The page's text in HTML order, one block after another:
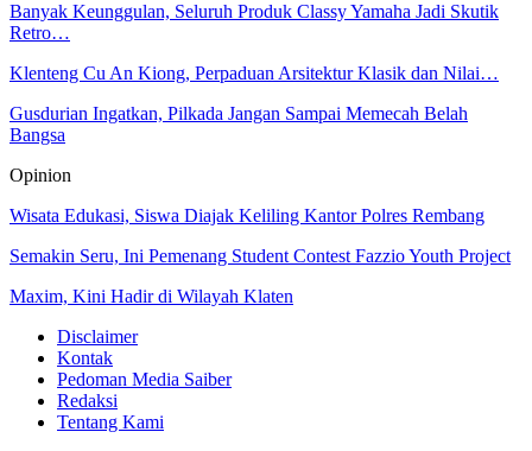
Banyak Keunggulan, Seluruh Produk Classy Yamaha Jadi Skutik
Retro…
Klenteng Cu An Kiong, Perpaduan Arsitektur Klasik dan Nilai…
Gusdurian Ingatkan, Pilkada Jangan Sampai Memecah Belah
Bangsa
Opinion
Wisata Edukasi, Siswa Diajak Keliling Kantor Polres Rembang
Semakin Seru, Ini Pemenang Student Contest Fazzio Youth Project
Maxim, Kini Hadir di Wilayah Klaten
Disclaimer
Kontak
Pedoman Media Saiber
Redaksi
Tentang Kami